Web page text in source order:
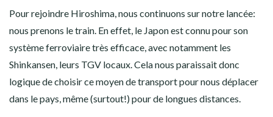
Pour rejoindre Hiroshima, nous continuons sur notre lancée:
nous prenons le train. En effet, le Japon est connu pour son
système ferroviaire très efficace, avec notamment les
Shinkansen, leurs TGV locaux. Cela nous paraissait donc
logique de choisir ce moyen de transport pour nous déplacer
dans le pays, même (surtout!) pour de longues distances.